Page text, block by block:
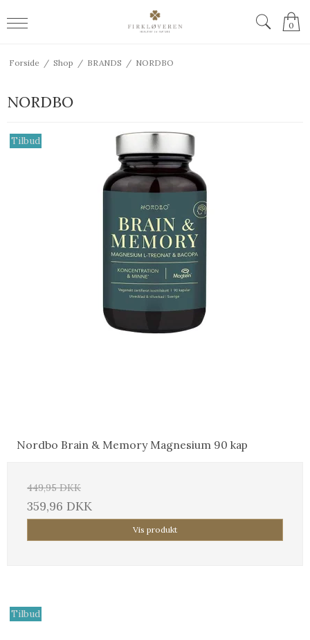
0
Forside / Shop / BRANDS / NORDBO
NORDBO
Tilbud
Nordbo Brain & Memory Magnesium 90 kap
449,95 DKK
359,96 DKK
Vis produkt
Tilbud